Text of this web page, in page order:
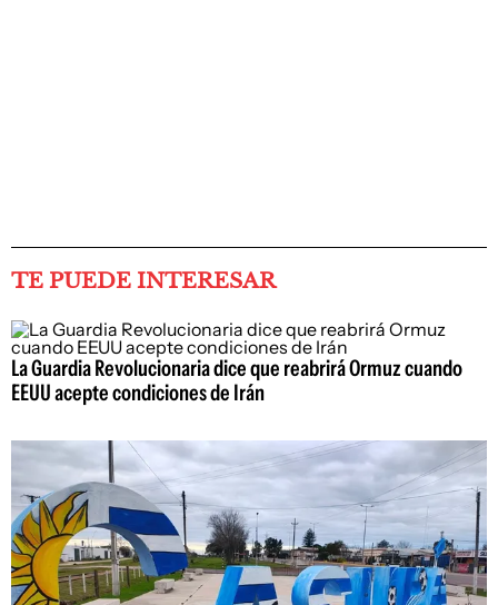
TE PUEDE INTERESAR
La Guardia Revolucionaria dice que reabrirá Ormuz cuando
EEUU acepte condiciones de Irán